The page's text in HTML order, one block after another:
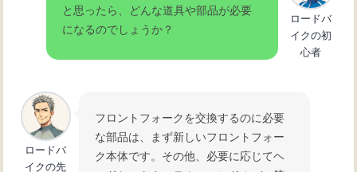
と思ったら、どんな道具や部品が必要
になるのでしょうか？
ロードバ
イクの初
心者
ロードバ
イクの先
フロントフォークを交換するのに必要
な部品は、まず新しいフロントフォー
ク本体です。その他、必要に応じてヘ